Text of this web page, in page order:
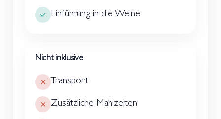
Einführung in die Weine
Nicht inklusive
Transport
Zusätzliche Mahlzeiten